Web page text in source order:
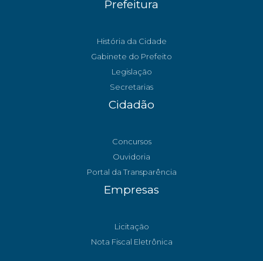
Prefeitura
História da Cidade
Gabinete do Prefeito
Legislação
Secretarias
Cidadão
Concursos
Ouvidoria
Portal da Transparência
Empresas
Licitação
Nota Fiscal Eletrônica